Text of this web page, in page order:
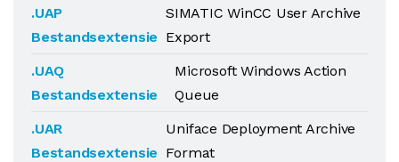
.UAP
Bestandsextensie
SIMATIC WinCC User Archive
Export
.UAQ
Bestandsextensie
Microsoft Windows Action
Queue
.UAR
Bestandsextensie
Uniface Deployment Archive
Format